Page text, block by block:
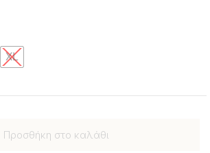
XL
Προσθήκη στο καλάθι